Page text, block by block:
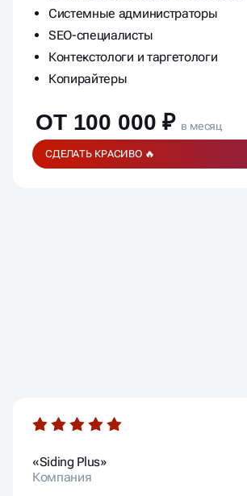
Системные администраторы
SEO-специалисты
Контекстологи и таргетологи
Копирайтеры
ОТ 100 000 ₽ в месяц
СДЕЛАТЬ КРАСИВО 🔥
«Siding Plus»
Компания